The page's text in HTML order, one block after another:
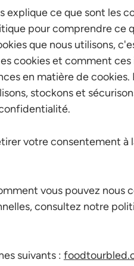
explique ce que sont les
pour comprendre ce
que nous utilisons,
cookies et comment
en matière de cookies.
stockons et
votre consentement à
vous pouvez nous
consultez notre
suivants :